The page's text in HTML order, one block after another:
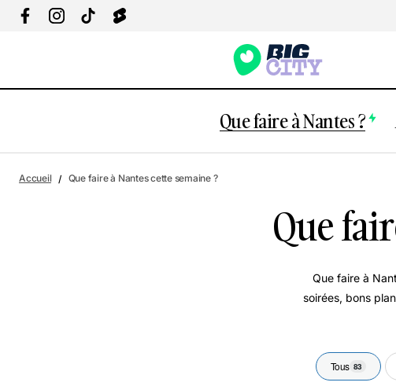
Que faire à Nantes ?
Accueil Que faire à Nantes cette semaine ?
Que
Que faire à
soirées, bons
Tous 83